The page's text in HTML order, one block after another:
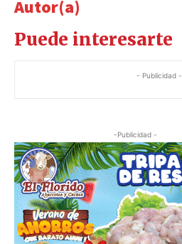
Autor(a)
Puede interesarte
- Publicidad -
-Publicidad -